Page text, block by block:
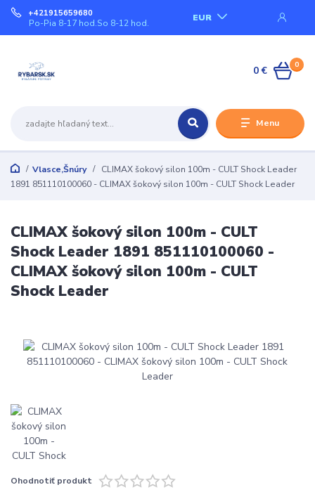
Menu
EUR
+421915659680
Po-Pia 8-17 hod.So 8-12 hod.
0
0 €
Vlasce,Šnúry
CLIMAX šokový silon 100m - CULT Shock Leader
1891 851110100060 - CLIMAX šokový silon 100m - CULT Shock Leader
CLIMAX šokový silon 100m - CULT
Shock Leader 1891 851110100060 -
CLIMAX šokový silon 100m - CULT
Shock Leader
Ohodnotiť produkt